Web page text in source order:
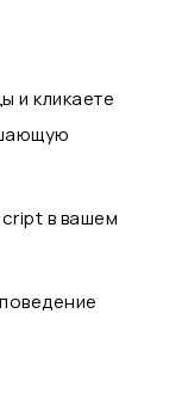
и кликаете
в вашем